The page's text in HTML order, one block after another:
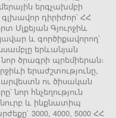
երգչախմբի
դիրիժոր՝ ՀՀ
Մլքեյան Գյուրջիև
և գործիքավորող՝
երևանյան
ծրագրի պրեմիերան։
երաժշտությունը,
ու ծիսական
նոր հնչեղություն
և ինքնատիպ
3000, 4000, 5000 ՀՀ